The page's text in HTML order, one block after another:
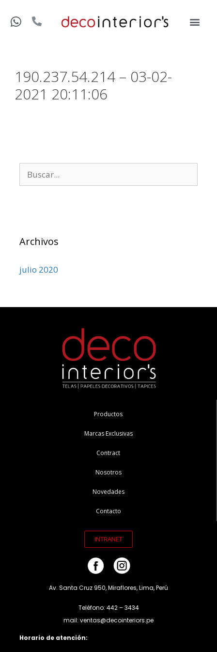
190.237.54.214 – 03-02-
2021 20:11:06
Archivos
julio 2020
Productos
Marcas Exclusivas
Contract
Nosotros
Novedades
Contacto
INTRANET
Av. Santa Cruz 950, Miraflores, Lima, Perú
Teléfono: 442 – 3434
mail: ventas@decointeriors.pe
Horario de atención: